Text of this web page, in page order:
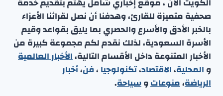
صحفية متميزة للقارئ، وهدفنا أن نصل لقرائنا الأعزاء
بالخبر الأدق والأسرع والحصري بما يليق بقواعد وقيم
الأسرة السعودية، لذلك نقدم لكم مجموعة كبيرة من
الأخبار المتنوعة داخل الأقسام التالية،الأخبار العالمية
والمحلية،الاقتصاد،تكنولوجيا،فن،أخبار
الرياضة،منوعاتوسياحة.